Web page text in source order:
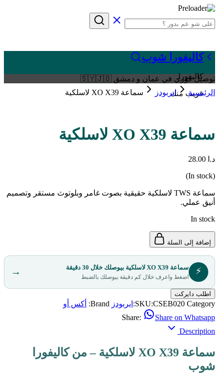
كاليفورا شوب
كاليفورا
قريب منك
توصيل فوري في عمان و دمشق 🇸🇾🇯🇴
الرئيسية
ايربودز سماعة XO X39 لاسلكية
سماعة XO X39 لاسلكية
د.ا
(In stock)
سماعة TWS لاسلكية حقيقية بصوت غامر وبلوتوث مستقر وتصميم
أنيق عملي.
In stock
إضافة إلى السلة
⚡ سماعة XO X39 لاسلكية بيوصلك خلال 30 دقيقة
اضغط واعرف خلال كم دقيقة بيوصلك بالضبط →
اطلب دايركت
SKU:CSEB020 Category: ايربودز Brand:
أكس أو
Share:
Share on Whatsapp
Description
سماعة XO X39 لاسلكية – من كاليفورا
شوب